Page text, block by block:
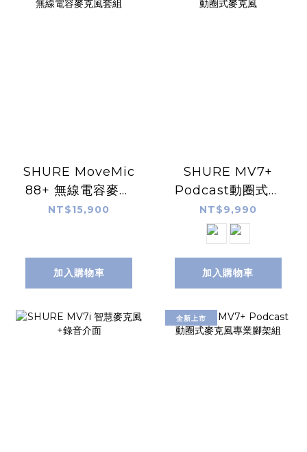
SHURE MoveMic
88+ 無線電容麥克
風套組
NT$15,900
加入購物車
SHURE MV7+
Podcast動圈式麥
克風
NT$9,990
加入購物車
全新上市